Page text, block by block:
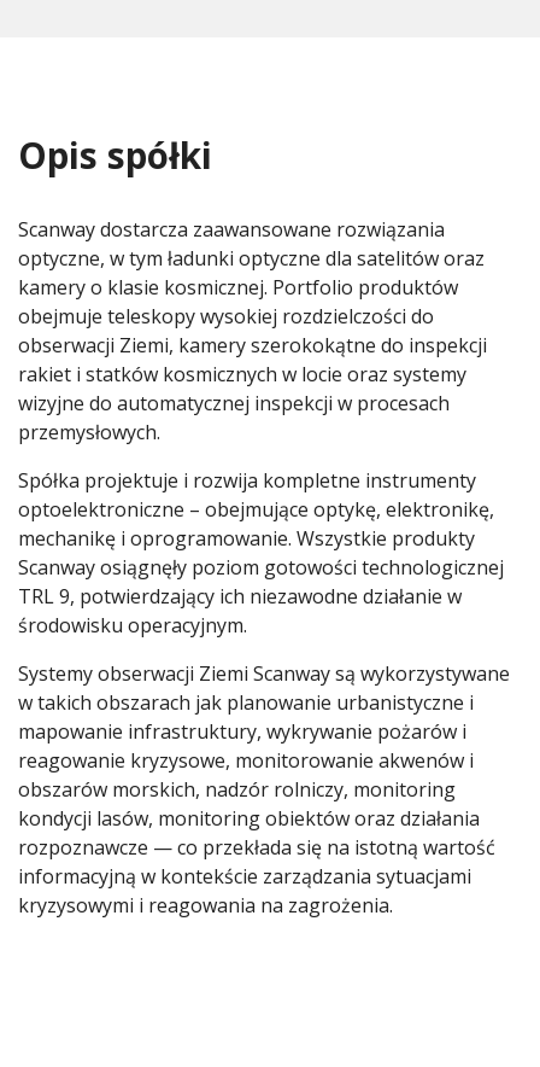
Opis spółki
Scanway dostarcza zaawansowane rozwiązania
optyczne, w tym ładunki optyczne dla satelitów oraz
kamery o klasie kosmicznej. Portfolio produktów
obejmuje teleskopy wysokiej rozdzielczości do
obserwacji Ziemi, kamery szerokokątne do inspekcji
rakiet i statków kosmicznych w locie oraz systemy
wizyjne do automatycznej inspekcji w procesach
przemysłowych.
Spółka projektuje i rozwija kompletne instrumenty
optoelektroniczne – obejmujące optykę, elektronikę,
mechanikę i oprogramowanie. Wszystkie produkty
Scanway osiągnęły poziom gotowości technologicznej
TRL 9, potwierdzający ich niezawodne działanie w
środowisku operacyjnym.
Systemy obserwacji Ziemi Scanway są wykorzystywane
w takich obszarach jak planowanie urbanistyczne i
mapowanie infrastruktury, wykrywanie pożarów i
reagowanie kryzysowe, monitorowanie akwenów i
obszarów morskich, nadzór rolniczy, monitoring
kondycji lasów, monitoring obiektów oraz działania
rozpoznawcze — co przekłada się na istotną wartość
informacyjną w kontekście zarządzania sytuacjami
kryzysowymi i reagowania na zagrożenia.